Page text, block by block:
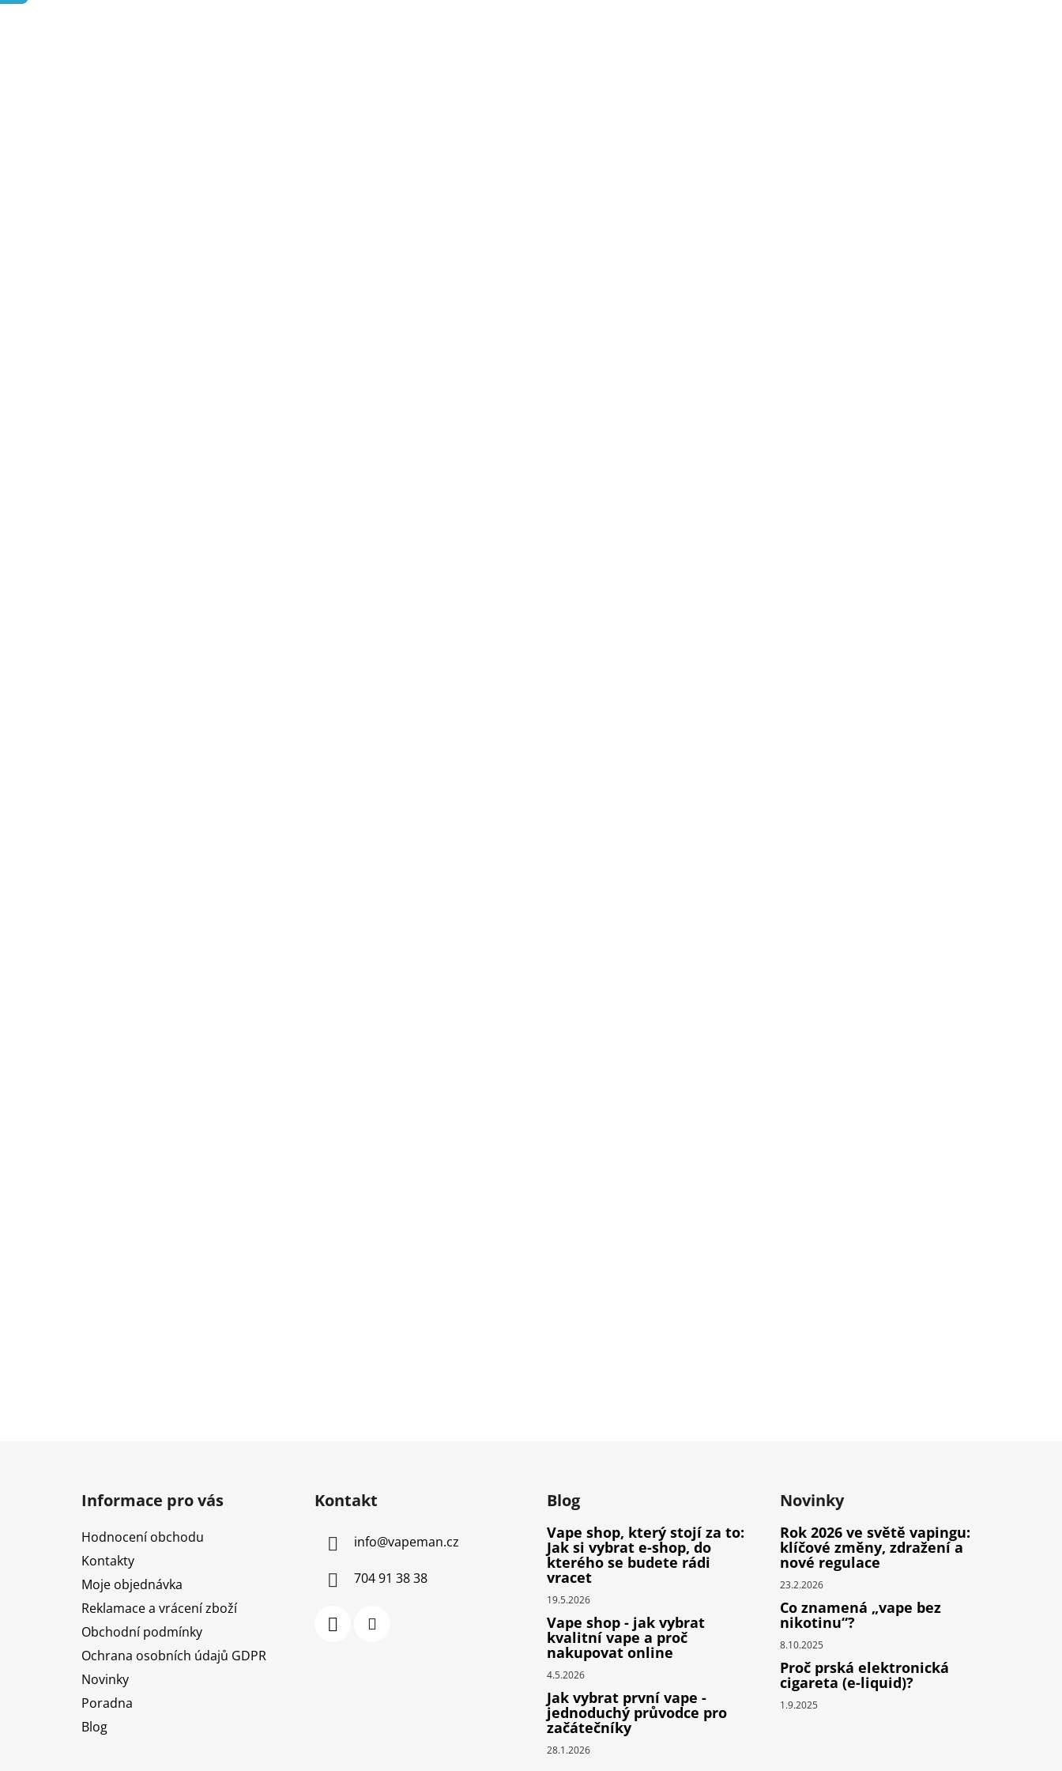
Informace pro vás
Hodnocení obchodu
Kontakty
Moje objednávka
Reklamace a vrácení zboží
Obchodní podmínky
Ochrana osobních údajů GDPR
Novinky
Poradna
Blog
Kontakt
info@vapeman.cz
704 91 38 38
Blog
Vape shop, který stojí za to:
Jak si vybrat e-shop, do
kterého se budete rádi
vracet
19.5.2026
Vape shop - jak vybrat
kvalitní vape a proč
nakupovat online
4.5.2026
Jak vybrat první vape -
jednoduchý průvodce pro
začátečníky
28.1.2026
Novinky
Rok 2026 ve světě vapingu:
klíčové změny, zdražení a
nové regulace
23.2.2026
Co znamená „vape bez
nikotinu“?
8.10.2025
Proč prská elektronická
cigareta (e-liquid)?
1.9.2025